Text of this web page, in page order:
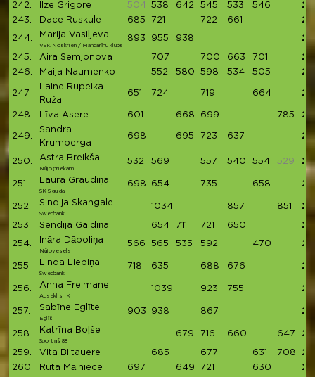
242.
Ilze Grigore 504 538 642 545 533 546
243.
Dace Ruskule 685 721 722 661
244. Marija Vasiļjeva
VSK Noskrien / Mandarīnu klubs
893 955 938
245. Aira Semjonova 707 700 663 701
246.
Maija Naumenko 552 580 598 534 505
247.
Laine Rupeika-
Ruža
651 724 719 664
248. Līva Asere 601 668 699 785
249.
Sandra
Krumberga
698 695 723 637
250. Astra Breikša
Nūjo priekam
532 569 557 540 554 529
251. Laura Graudiņa
SK Sigulda
698 654 735 658
252. Sindija Skangale
Swedbank
1034 857 851
253. Sendija Galdiņa 654 711 721 650
254. Ināra Dāboliņa
Nūjovesels
566 565 535 592 470
255. Linda Liepiņa
Swedbank
718 635 688 676
256. Anna Freimane
Auseklis IK
1039 923 755
257. Sabīne Eglīte
Eglīši
903 938 867
258. Katrīna Boļše
Sportiņš 88
679 716 660 647
259. Vita Biltauere 685 677 631 708
260.
Ruta Mālniece 697 649 721 630